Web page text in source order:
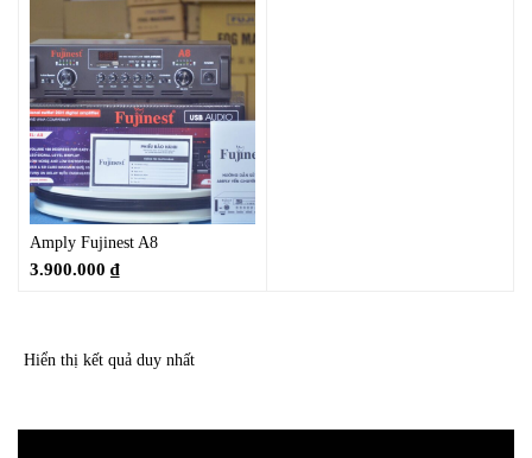
Amply Fujinest A8
3.900.000 ₫
Hiển thị kết quả duy nhất